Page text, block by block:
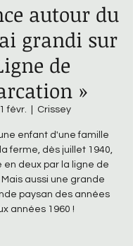
autour du
grandi sur
de
»
févr. Crissey
enfant d'une famille
ferme, dès juillet 1940,
en deux par la ligne de
aussi une grande
paysan des années
années 1960 !